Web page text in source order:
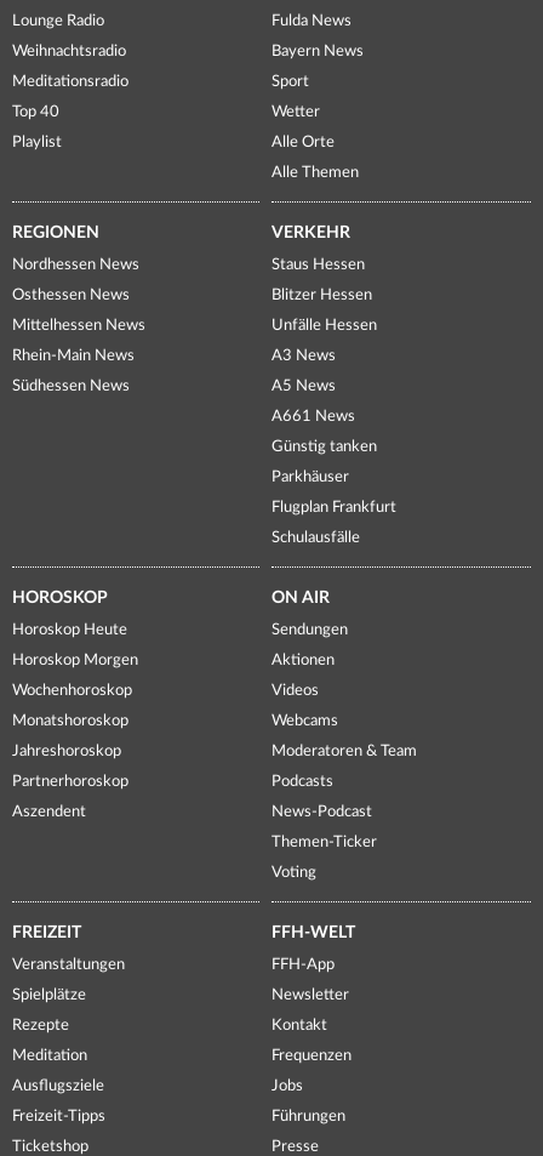
Lounge Radio
Weihnachtsradio
Meditationsradio
Top 40
Playlist
Fulda News
Bayern News
Sport
Wetter
Alle Orte
Alle Themen
REGIONEN
Nordhessen News
Osthessen News
Mittelhessen News
Rhein-Main News
Südhessen News
VERKEHR
Staus Hessen
Blitzer Hessen
Unfälle Hessen
A3 News
A5 News
A661 News
Günstig tanken
Parkhäuser
Flugplan Frankfurt
Schulausfälle
HOROSKOP
Horoskop Heute
Horoskop Morgen
Wochenhoroskop
Monatshoroskop
Jahreshoroskop
Partnerhoroskop
Aszendent
ON AIR
Sendungen
Aktionen
Videos
Webcams
Moderatoren & Team
Podcasts
News-Podcast
Themen-Ticker
Voting
FREIZEIT
Veranstaltungen
Spielplätze
Rezepte
Meditation
Ausflugsziele
Freizeit-Tipps
Ticketshop
FFH-WELT
FFH-App
Newsletter
Kontakt
Frequenzen
Jobs
Führungen
Presse